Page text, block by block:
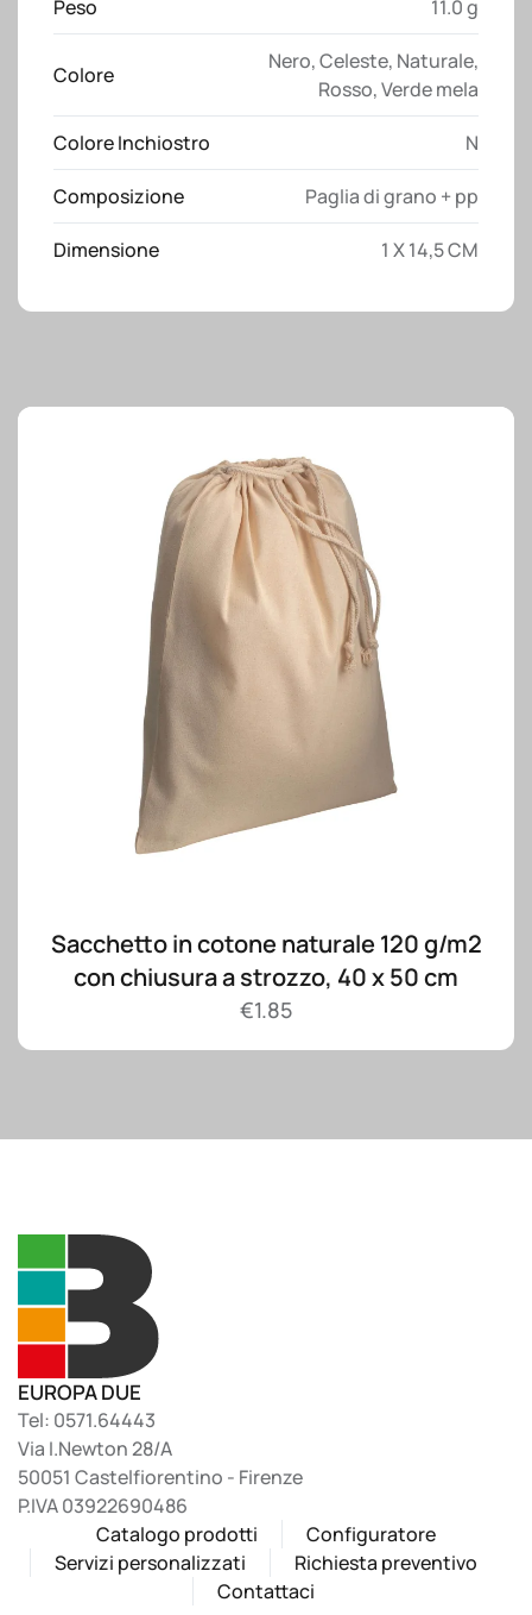
cellulare
Peso 11.0 g
Colore
Nero,Celeste, Naturale,
Rosso,Verde mela
Colore Inchiostro N
Composizione Paglia di grano + pp
Dimensione 1 X 14,5 CM
Sacchetto in cotone naturale 120 g/m2
con chiusura a strozzo, 40 x 50 cm
€1.85
EUROPA DUE
Tel: 0571.64443
Via I.Newton 28/A
50051 Castelfiorentino - Firenze
P.IVA 03922690486
Catalogo prodotti
Configuratore
Servizi personalizzati
Richiesta preventivo
Contattaci